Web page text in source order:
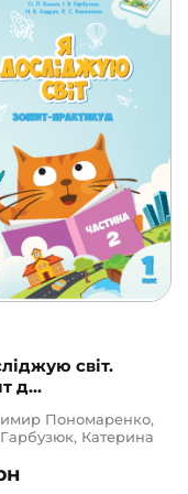
світ.
д...
Пономаренко,
Катерина
Тетяна